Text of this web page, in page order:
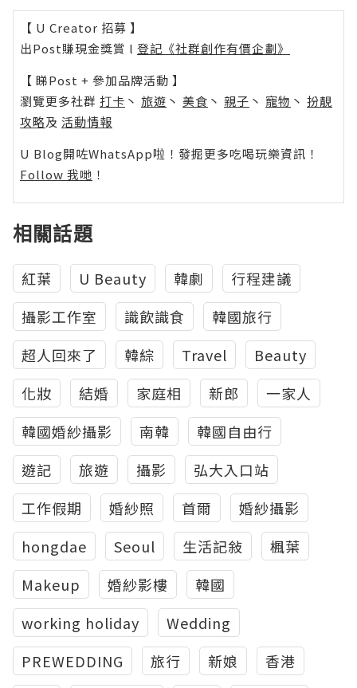
【 U Creator 招募 】
出Post賺現金獎賞 l 登記《社群創作有價企劃》
【 睇Post + 參加品牌活動 】
瀏覽更多社群 打卡 丶 旅遊 丶 美食 丶 親子 丶 寵物 丶 扮靚
攻略及 活動情報
U Blog開咗WhatsApp啦！發掘更多吃喝玩樂資訊！
Follow 我哋 ！
相關話題
紅葉 U Beauty 韓劇
行程建議
攝影工作室
識飲識食
韓國旅行
超人回來了
韓綜 Travel
Beauty
化妝
結婚 家庭相 新郎
一家人
韓國婚紗攝影
南韓
韓國自由行
遊記
旅遊 攝影
弘大入口站
工作假期
婚紗照 首爾
婚紗攝影
hongdae
Seoul 生活記敍
楓葉
Makeup
婚紗影樓
韓國
working holiday
Wedding
PREWEDDING
旅行 新娘
香港